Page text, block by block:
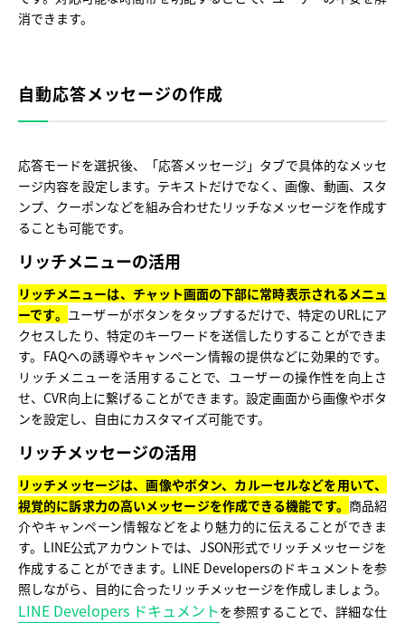
消できます。
自動応答メッセージの作成
応答モードを選択後、「応答メッセージ」タブで具体的なメッセ
ージ内容を設定します。テキストだけでなく、画像、動画、スタ
ンプ、クーポンなどを組み合わせたリッチなメッセージを作成す
ることも可能です。
リッチメニューの活用
リッチメニューは、チャット画面の下部に常時表示されるメニュ
ーです。 ユーザーがボタンをタップするだけで、特定のURLにア
クセスしたり、特定のキーワードを送信したりすることができま
す。FAQへの誘導やキャンペーン情報の提供などに効果的です。
リッチメニューを活用することで、ユーザーの操作性を向上さ
せ、CVR向上に繋げることができます。設定画面から画像やボタ
ンを設定し、自由にカスタマイズ可能です。
リッチメッセージの活用
リッチメッセージは、画像やボタン、カルーセルなどを用いて、
視覚的に訴求力の高いメッセージを作成できる機能です。 商品紹
介やキャンペーン情報などをより魅力的に伝えることができま
す。LINE公式アカウントでは、JSON形式でリッチメッセージを
作成することができます。LINE Developersのドキュメントを参
照しながら、目的に合ったリッチメッセージを作成しましょう。
LINE Developers ドキュメントを参照することで、詳細な仕